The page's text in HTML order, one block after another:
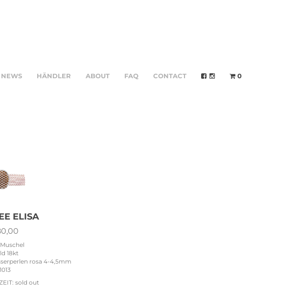
NEWS HÄNDLER ABOUT FAQ CONTACT 0
ELISA
18kt
rosa 4-4,5mm
sold out